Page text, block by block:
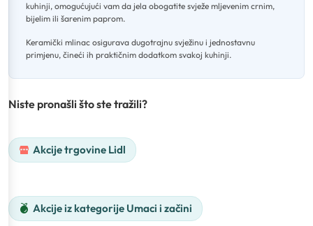
kuhinji, omogućujući vam da jela obogatite svježe mljevenim crnim,
bijelim ili šarenim paprom.
Keramički mlinac osigurava dugotrajnu svježinu i jednostavnu
primjenu, čineći ih praktičnim dodatkom svakoj kuhinji.
Niste pronašli što ste tražili?
Akcije trgovine Lidl
Akcije iz kategorije Umaci i začini